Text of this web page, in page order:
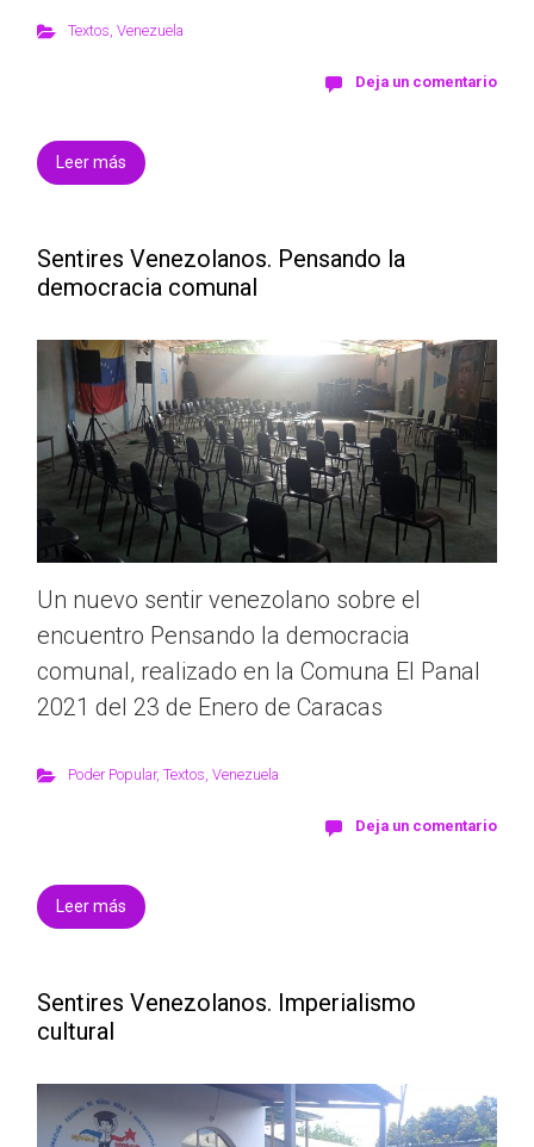
Textos, Venezuela
Deja un comentario
Leer más
Sentires Venezolanos. Pensando la
democracia comunal
Un nuevo sentir venezolano sobre el
encuentro Pensando la democracia
comunal, realizado en la Comuna El Panal
2021 del 23 de Enero de Caracas
Poder Popular, Textos, Venezuela
Deja un comentario
Leer más
Sentires Venezolanos. Imperialismo
cultural